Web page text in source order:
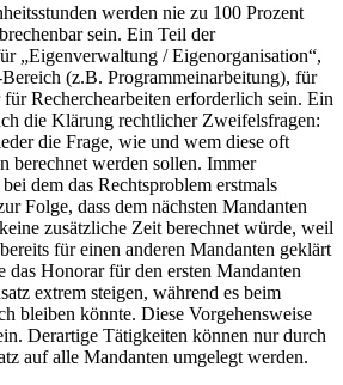
werden nie zu 100 Prozent
sein. Ein Teil der
„Eigenverwaltung / Eigenorganisation“,
(z.B. Programmeinarbeitung), für
Recherchearbeiten erforderlich sein. Ein
die Klärung rechtlicher Zweifelsfragen:
die Frage, wie und wem diese oft
berechnet werden sollen. Immer
dem das Rechtsproblem erstmals
Folge, dass dem nächsten Mandanten
zusätzliche Zeit berechnet würde, weil
für einen anderen Mandanten geklärt
Honorar für den ersten Mandanten
extrem steigen, während es beim
bleiben könnte. Diese Vorgehensweise
Derartige Tätigkeiten können nur durch
auf alle Mandanten umgelegt werden.